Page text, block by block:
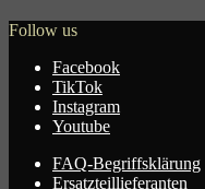
Follow us
Facebook
TikTok
Instagram
Youtube
FAQ-Begriffsklärung
Ersatzteillieferanten